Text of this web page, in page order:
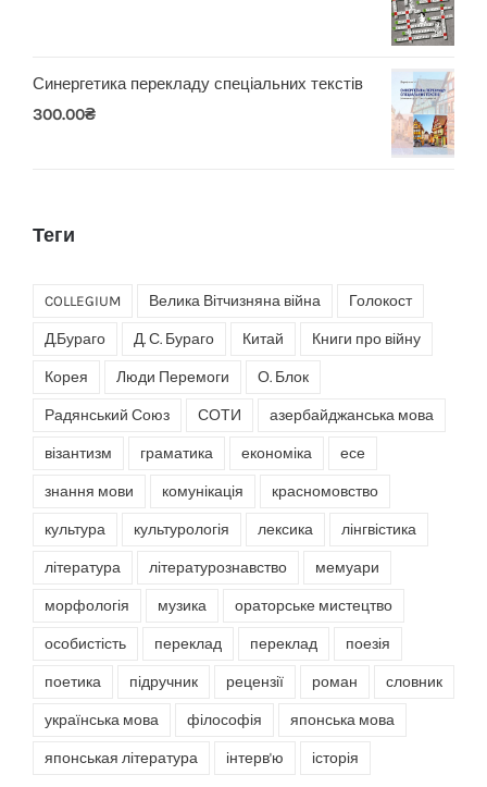
Синергетика перекладу спеціальних текстів
300.00₴
Теги
COLLEGIUM Велика Вітчизняна війна Голокост
Д.Бураго Д. С. Бураго Китай Книги про війну
Корея Люди Перемоги О. Блок
Радянський Союз СОТИ азербайджанська мова
візантизм граматика економіка есе
знання мови комунікація красномовство
культура культурологія лексика лінгвістика
література літературознавство мемуари
морфологія музика ораторське мистецтво
особистість переклад переклад поезія
поетика підручник рецензії роман словник
українська мова філософія японська мова
японськая література інтерв'ю історія